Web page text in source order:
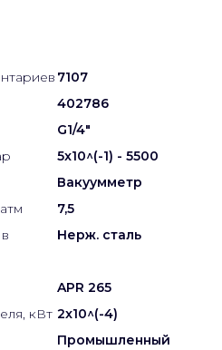
7107
402786
G1/4"
5x10^(-1) - 5500
Вакуумметр
7,5
Нерж. сталь
APR 265
кВт 2x10^(-4)
Промышленный